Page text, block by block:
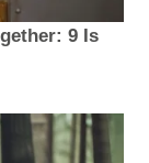
9 Is